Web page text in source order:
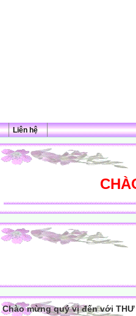
Liên hệ
Chào mừng quý vị đến với